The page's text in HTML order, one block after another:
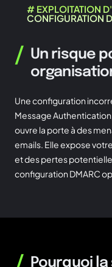
# EXPLOITATION
CONFIGURATION
/ Un risque
Une configuration
Message
ouvre la porte à des
emails. Elle expose
et des pertes
configuration DMARC
Pourquoi